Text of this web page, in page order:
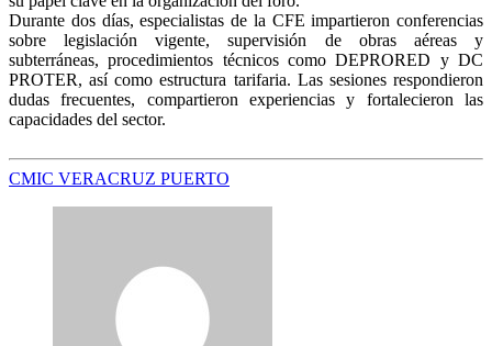
Durante dos días, especialistas de la CFE impartieron conferencias
sobre legislación vigente, supervisión de obras aéreas y
subterráneas, procedimientos técnicos como DEPRORED y DC
PROTER, así como estructura tarifaria. Las sesiones respondieron
dudas frecuentes, compartieron experiencias y fortalecieron las
capacidades del sector.
CMIC VERACRUZ PUERTO